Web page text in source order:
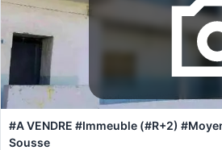
#A VENDRE #Immeuble (#R+2)
Sousse